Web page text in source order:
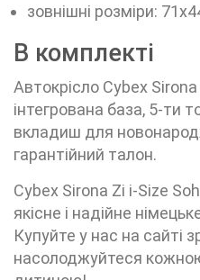
зовнішні розміри:
В комплекті
Автокрісло Cybex
інтегрована база, 5-ти
вкладиш для
гарантійний талон.
Cybex Sirona Zi i-Size
якісне і надійне
Купуйте у нас на сайті
насолоджуйтеся